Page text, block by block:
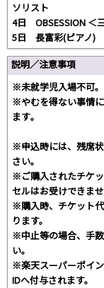
ソリスト
4日 OBSESSION ＜
5日 長富彩(ピアノ)
説明／注意事項
※未就学児入場不可。
※やむを得ない事情
ます｡
※申込時には、残席
さい。
※ご購入されたチケ
セルはお受けできませ
※購入時、チケット
ります。
※中止等の場合、手
い。
※楽天スーパーポイ
IDへ付与されます。